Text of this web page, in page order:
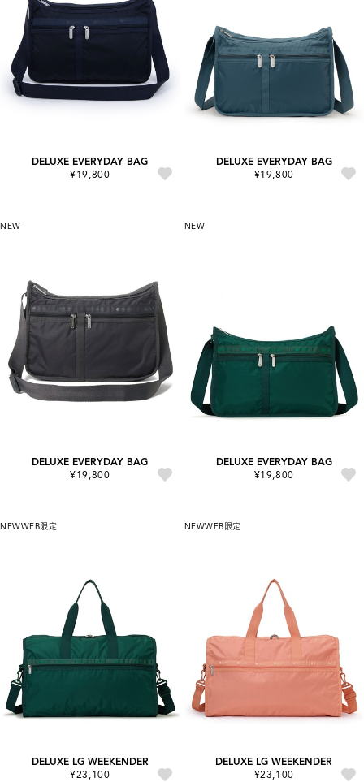
DELUXE EVERYDAY BAG
¥19,800
DELUXE EVERYDAY BAG
¥19,800
NEW
DELUXE EVERYDAY BAG
¥19,800
NEW
DELUXE EVERYDAY BAG
¥19,800
NEWWEB限定
DELUXE LG WEEKENDER
¥23,100
NEWWEB限定
DELUXE LG WEEKENDER
¥23,100